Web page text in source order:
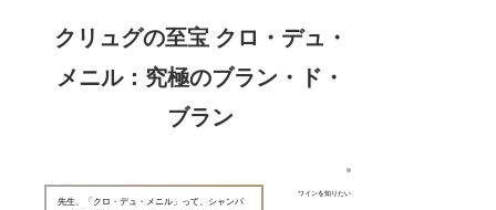
クリュグの至宝 クロ・デュ・
メニル：究極のブラン・ド・
ブラン
ワインを知りたい
先生、「クロ・デュ・メニル」って、シャンパ